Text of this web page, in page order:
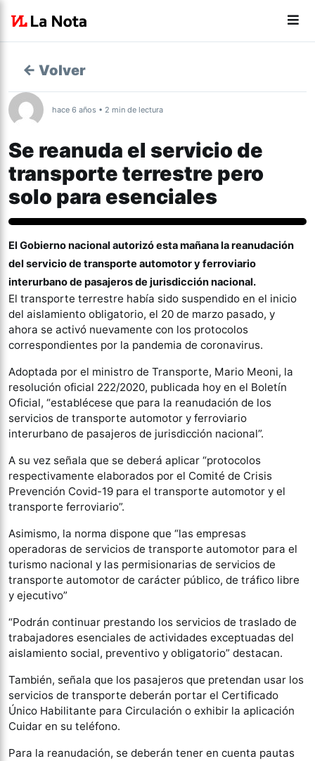
← Volver
hace 6 años • 2 min de lectura
Se reanuda el servicio de
transporte terrestre pero
solo para esenciales
El Gobierno nacional autorizó esta mañana la reanudación
del servicio de transporte automotor y ferroviario
interurbano de pasajeros de jurisdicción nacional.
El transporte terrestre había sido suspendido en el inicio
del aislamiento obligatorio, el 20 de marzo pasado, y
ahora se activó nuevamente con los protocolos
correspondientes por la pandemia de coronavirus.
Adoptada por el ministro de Transporte, Mario Meoni, la
resolución oficial 222/2020, publicada hoy en el Boletín
Oficial, “establécese que para la reanudación de los
servicios de transporte automotor y ferroviario
interurbano de pasajeros de jurisdicción nacional”.
A su vez señala que se deberá aplicar “protocolos
respectivamente elaborados por el Comité de Crisis
Prevención Covid-19 para el transporte automotor y el
transporte ferroviario”.
Asimismo, la norma dispone que “las empresas
operadoras de servicios de transporte automotor para el
turismo nacional y las permisionarias de servicios de
transporte automotor de carácter público, de tráfico libre
y ejecutivo”
“Podrán continuar prestando los servicios de traslado de
trabajadores esenciales de actividades exceptuadas del
aislamiento social, preventivo y obligatorio” destacan.
También, señala que los pasajeros que pretendan usar los
servicios de transporte deberán portar el Certificado
Único Habilitante para Circulación o exhibir la aplicación
Cuidar en su teléfono.
Para la reanudación, se deberán tener en cuenta pautas